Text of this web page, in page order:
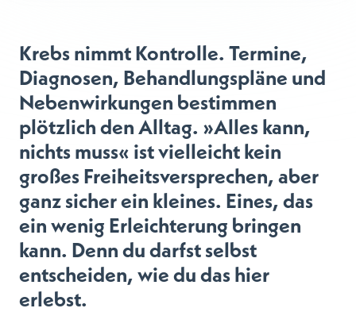
Krebs nimmt Kontrolle. Termine,
Diagnosen, Behandlungspläne und
Nebenwirkungen bestimmen
plötzlich den Alltag. »Alles kann,
nichts muss« ist vielleicht kein
großes Freiheitsversprechen, aber
ganz sicher ein kleines. Eines, das
ein wenig Erleichterung bringen
kann. Denn du darfst selbst
entscheiden, wie du das hier
erlebst.